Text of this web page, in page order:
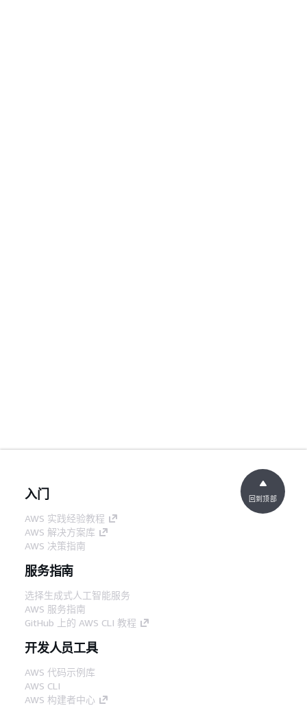
入门
AWS 实践经验教程
AWS 解决方案库
AWS 决策指南
服务指南
选择生成式人工智能服务
AWS 服务指南
GitHub 上的 AWS CLI 教程
开发人员工具
AWS 代码示例库
AWS CLI
AWS 构建者中心
回到顶部